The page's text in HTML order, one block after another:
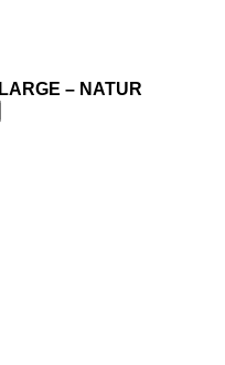
– NATUR